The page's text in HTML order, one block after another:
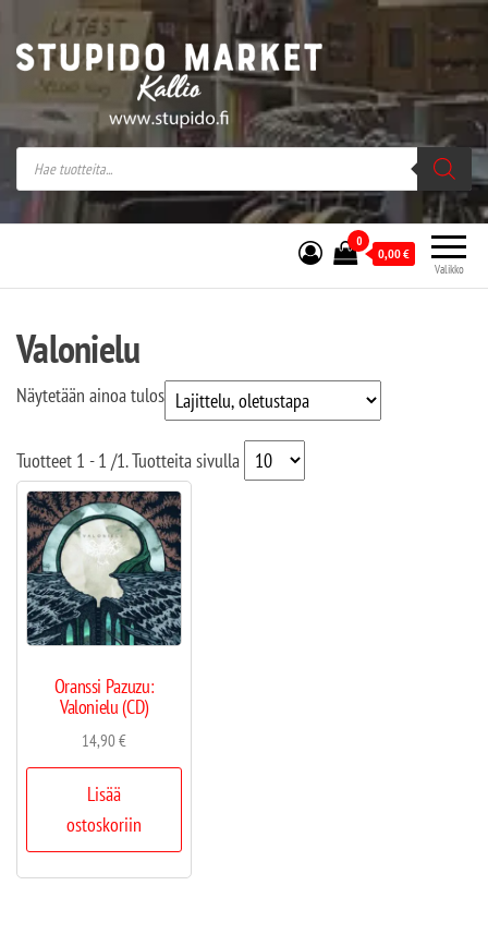
Stupido Market – verkossa ja kivijalassa
Stupido Market on vaihtoehtomusaan
erikoistunut verkko- sekä
kivijalkakauppa Helsingissä Kallion
sydämessä.
Valikko
0
0,00€
Valonielu
Näytetään ainoa tulos
Tuotteet 1 - 1 /1. Tuotteita sivulla
Oranssi Pazuzu:
Valonielu (CD)
14,90€
Lisää
ostoskoriin